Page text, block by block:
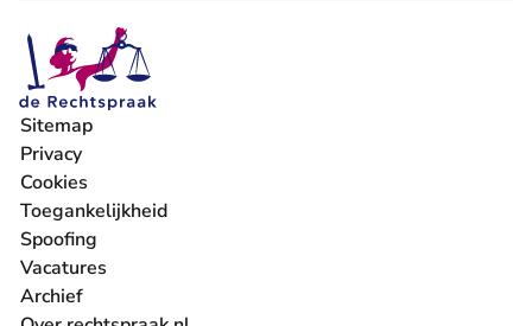
Sitemap
Privacy
Cookies
Toegankelijkheid
Spoofing
Vacatures
- U verlaat Rechtspraak.nl
Archief